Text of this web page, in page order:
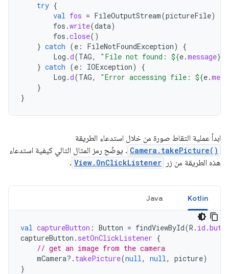
try {
val fos = FileOutputStream(pictureFile)
fos .write(data)
fos .close()
} catch (e : FileNotFoundException)
{
Log .d(TAG, "File not found: ${e.message}
} catch (e : IOException)
{
Log .d(TAG, "Error accessing file: ${e.
}
}
ابدأ عملية التقاط صورة من خلال استدعاء الطريقة
Camera.takePicture() . يوضّح رمز المثال التالي كيفية استدعاء
هذه الطريقة من زر
View.OnClickListener
.
Kotlin
Java
val captureButton : Button = findViewById(R . id .
captureButton . setOnClickListener {
// get an image from the camera
mCamera?. takePicture(null, null, picture)
}